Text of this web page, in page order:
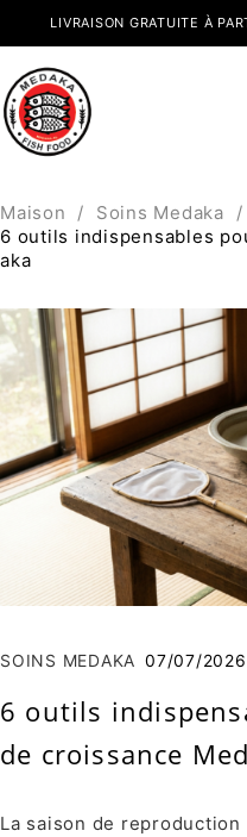
LIVRAISON GRATUITE À
Maison / Soins Medaka
/
6 outils indispensables
aka
SOINS MEDAKA 07/07/2026
6 outils
de croissance
La saison de